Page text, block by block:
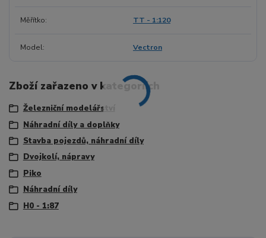
Měřítko TT - 1:120
Model Vectron
Zboží zařazeno v kategoriích
Železniční modelářství
Náhradní díly a doplňky
Stavba pojezdů, náhradní díly
Dvojkolí, nápravy
Piko
Náhradní díly
H0 - 1:87